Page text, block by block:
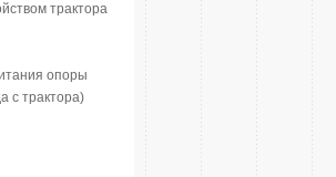
трактора
опоры
с трактора)